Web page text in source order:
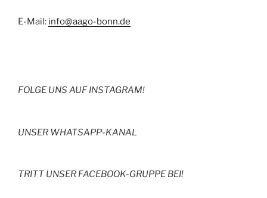
E-Mail: info@aago-bonn.de
FOLGE UNS AUF INSTAGRAM!
UNSER WHATSAPP-KANAL
TRITT UNSER FACEBOOK-GRUPPE BEI!